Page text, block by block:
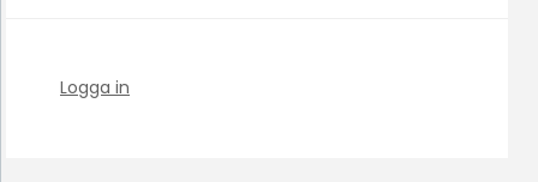
Logga in